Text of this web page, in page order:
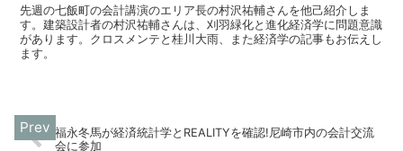
先週の七飯町の会計講演のエリア長の村沢祐輔さんを他己紹介しま
す。建築設計者の村沢祐輔さんは、刈羽緑化と進化経済学に問題意識
があります。クロスメンテと桂川大雨、また経済学の記事もお伝えし
ます。
福永冬馬が経済統計学とREALITYを確認!尼崎市内の会計交流
会に参加